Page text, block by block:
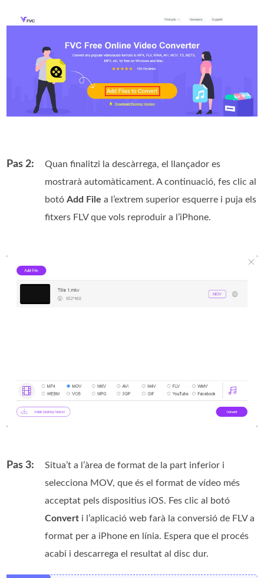
Pas 2:
Quan finalitzi la descàrrega, el llançador es
mostrarà automàticament. A continuació, fes clic al
botóAdd File a l’extrem superior esquerre i puja els
fitxers FLV que vols reproduir a l’iPhone.
Pas 3:
Situa’t a l’àrea de format de la part inferior i
selecciona MOV, que és el format de vídeo més
acceptat pels dispositius iOS. Fes clic al botó
Convert i l’aplicació web farà la conversió de FLV a
format per a iPhone en línia. Espera que el procés
acabi i descarrega el resultat al disc dur.